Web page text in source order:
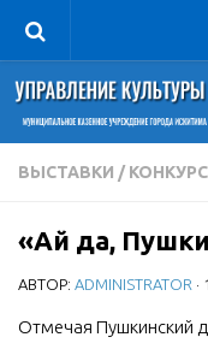
Управление
Руководитель
Сведения об
Книга почета
Фотогалерея
Документы
ВЫСТАВКИ /
«Ай да,
АВТОР: ADMINISTRATOR ·
Отмечая Пушкинский